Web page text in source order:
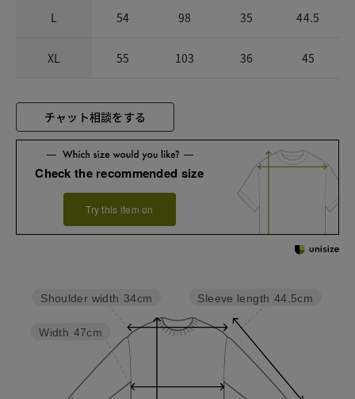
L 54 98 35 44.5
XL 55 103 36 45
チャット相談をする
Check the recommended size
Try this item on
Sleeve length 44.5cm
Width 47cm
Shoulder width 34cm